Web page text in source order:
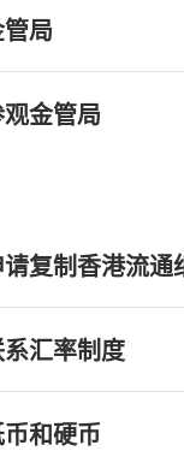
局
金管局
请复制香港流通
系汇率制度
和硬币